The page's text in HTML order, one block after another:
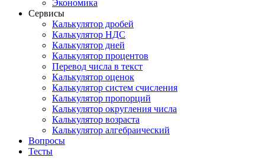
Экономика
Сервисы
Калькулятор дробей
Калькулятор НДС
Калькулятор дней
Калькулятор процентов
Перевод числа в текст
Калькулятор оценок
Калькулятор систем счисления
Калькулятор пропорций
Калькулятор округления числа
Калькулятор возраста
Калькулятор алгебраический
Вопросы
Тесты